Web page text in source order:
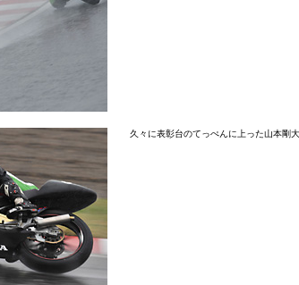
久々に表彰台のてっぺんに上った山本剛大